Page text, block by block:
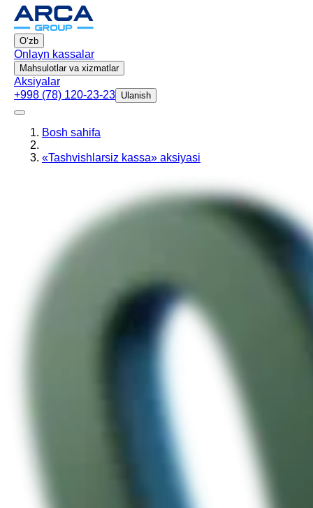
Oʻzb
Onlayn kassalar
Mahsulotlar va xizmatlar
Aksiyalar
+998 (78) 120-23-23 Ulanish
Bosh sahifa
«Tashvishlarsiz kassa» aksiyasi